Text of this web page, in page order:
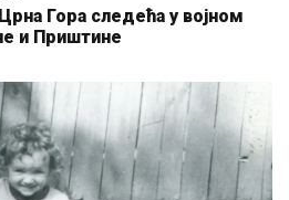
Гора следећа у војном
и Приштине